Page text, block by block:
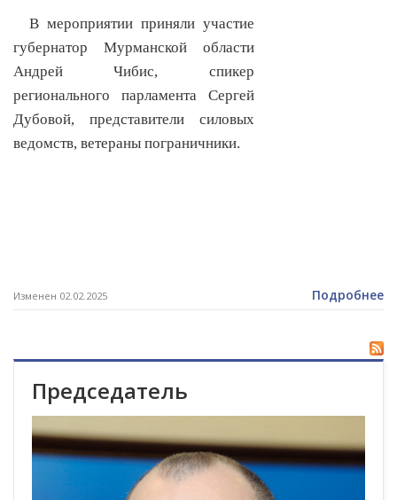
В мероприятии приняли участие
губернатор Мурманской области
Андрей Чибис, спикер
регионального парламента Сергей
Дубовой, представители силовых
ведомств, ветераны пограничники.
Изменен 02.02.2025 Подробнее
Председатель